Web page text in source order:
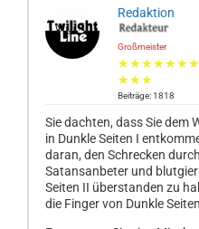
Redaktion
Großmeister
★★★
Beiträge: 1818
Sie dachten, dass Sie dem
in Dunkle Seiten I
daran, den Schrecken
Satansanbeter und
Seiten II überstanden zu
die Finger von Dunkle